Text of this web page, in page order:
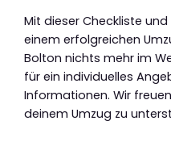
Mit dieser Checkliste
einem erfolgreichen
Bolton nichts mehr im
für ein individuelles
Informationen. Wir
deinem Umzug zu